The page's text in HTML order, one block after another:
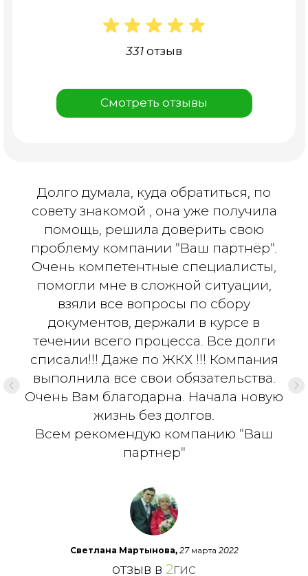
331 отзыв
Смотреть отзывы
Долго думала, куда обратиться, по
совету знакомой , она уже получила
помощь, решила доверить свою
проблему компании "Ваш партнёр".
Очень компетентные специалисты,
помогли мне в сложной ситуации,
взяли все вопросы по сбору
документов, держали в курсе в
течении всего процесса. Все долги
списали!!! Даже по ЖКХ !!! Компания
выполнила все свои обязательства.
Очень Вам благодарна. Начала новую
жизнь без долгов.
Всем рекомендую компанию "Ваш
партнер"
Светлана Мартынова, 27 марта 2022
отзыв в 2гис